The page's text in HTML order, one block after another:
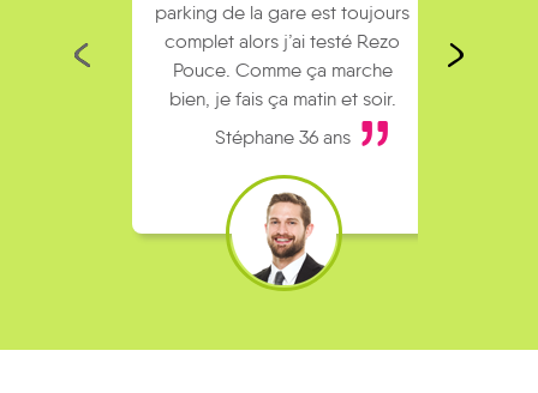
parking de la gare est toujours
complet alors j’ai testé Rezo
Pouce. Comme ça marche
bien, je fais ça matin et soir.
Stéphane 36 ans